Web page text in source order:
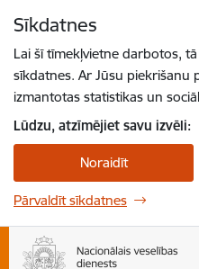
Sīkdatnes
Lai šī tīmekļvietne darbotos,
sīkdatnes. Ar Jūsu piekrišanu
izmantotas statistikas un
Lūdzu, atzīmējiet savu izvēli:
Noraidīt
Pārvaldīt sīkdatnes